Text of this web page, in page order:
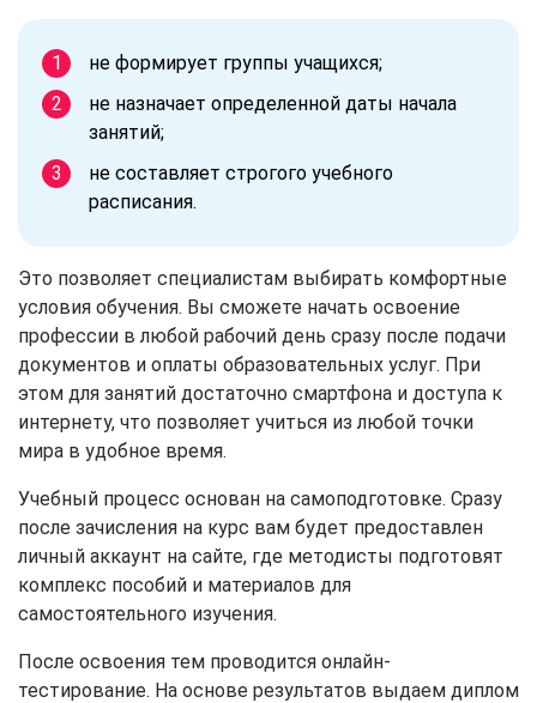
не формирует группы учащихся;
не назначает определенной даты начала
занятий;
не составляет строгого учебного
расписания.
Это позволяет специалистам выбирать комфортные
условия обучения. Вы сможете начать освоение
профессии в любой рабочий день сразу после подачи
документов и оплаты образовательных услуг. При
этом для занятий достаточно смартфона и доступа к
интернету, что позволяет учиться из любой точки
мира в удобное время.
Учебный процесс основан на самоподготовке. Сразу
после зачисления на курс вам будет предоставлен
личный аккаунт на сайте, где методисты подготовят
комплекс пособий и материалов для
самостоятельного изучения.
После освоения тем проводится онлайн-
тестирование. На основе результатов выдаем диплом